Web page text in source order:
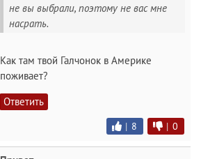
не вы выбрали, поэтому не вас мне
насpaть.
Как там твой Галчонок в Америке
поживает?
Ответить
| 8 | 0